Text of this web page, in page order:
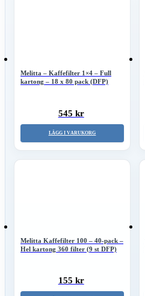
Melitta – Kaffefilter 1×4 – Full
kartong – 18 x 80 pack (DFP)
545 kr
LÄGG I VARUKORG
Melitta Kaffefilter 100 – 40-pack –
Hel kartong 360 filter (9 st DFP)
155 kr